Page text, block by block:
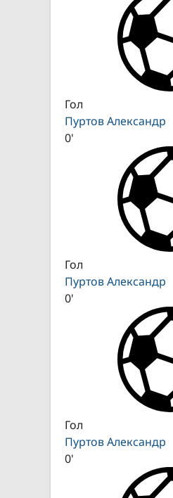
Гол
Пуртов Александр
0'
Гол
Пуртов Александр
0'
Гол
Пуртов Александр
0'